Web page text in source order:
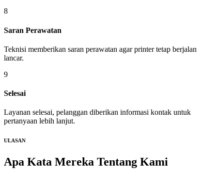
8
Saran Perawatan
Teknisi memberikan saran perawatan agar printer tetap berjalan
lancar.
9
Selesai
Layanan selesai, pelanggan diberikan informasi kontak untuk
pertanyaan lebih lanjut.
ULASAN
Apa Kata Mereka Tentang Kami